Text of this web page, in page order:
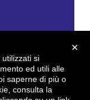
×
si
ed utili alle
saperne di più o
consulta la